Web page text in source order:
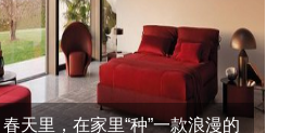
春天里，在家里“种”一款浪漫的